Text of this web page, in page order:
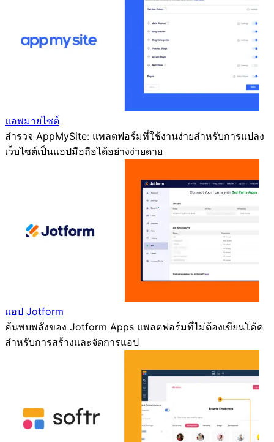
แอพมายไซต์
สำรวจ AppMySite: แพลตฟอร์มที่ใช้งานง่ายสำหรับการแปลง
เว็บไซต์เป็นแอปมือถือได้อย่างง่ายดาย
แอป Jotform
ค้นพบพลังของ Jotform Apps แพลตฟอร์มที่ไม่ต้องเขียนโค้ด
สำหรับการสร้างและจัดการแอป